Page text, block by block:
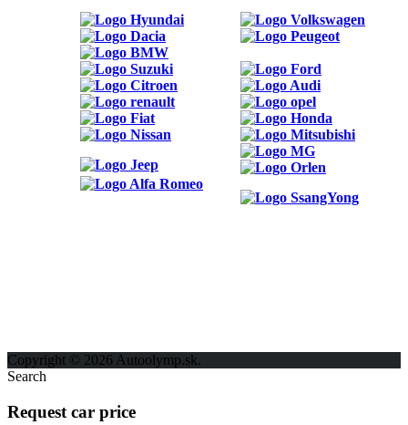
Copyright © 2026 Autoolymp.sk.
Search
Request car price